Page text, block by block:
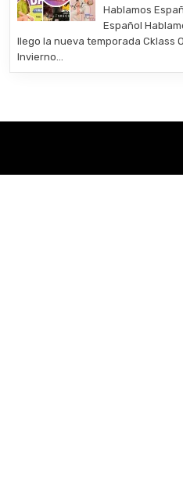
Hablamos
Español
llego la nueva temporada Cklass
Invierno…